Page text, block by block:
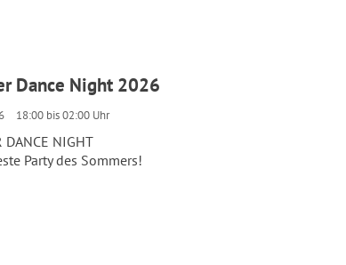
Dance Night 2026
18:00 bis 02:00 Uhr
DANCE NIGHT
Party des Sommers!